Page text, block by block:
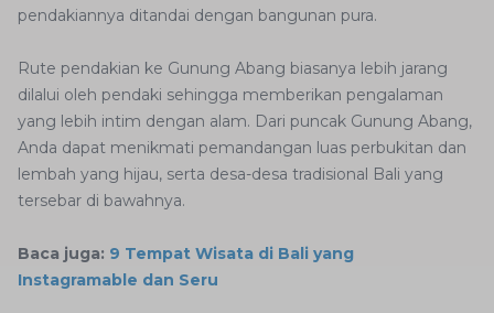
pendakiannya ditandai dengan bangunan pura.
Rute pendakian ke Gunung Abang biasanya lebih jarang
dilalui oleh pendaki sehingga memberikan pengalaman
yang lebih intim dengan alam. Dari puncak Gunung Abang,
Anda dapat menikmati pemandangan luas perbukitan dan
lembah yang hijau, serta desa-desa tradisional Bali yang
tersebar di bawahnya.
Baca juga: 9 Tempat Wisata di Bali yang
Instagramable dan Seru